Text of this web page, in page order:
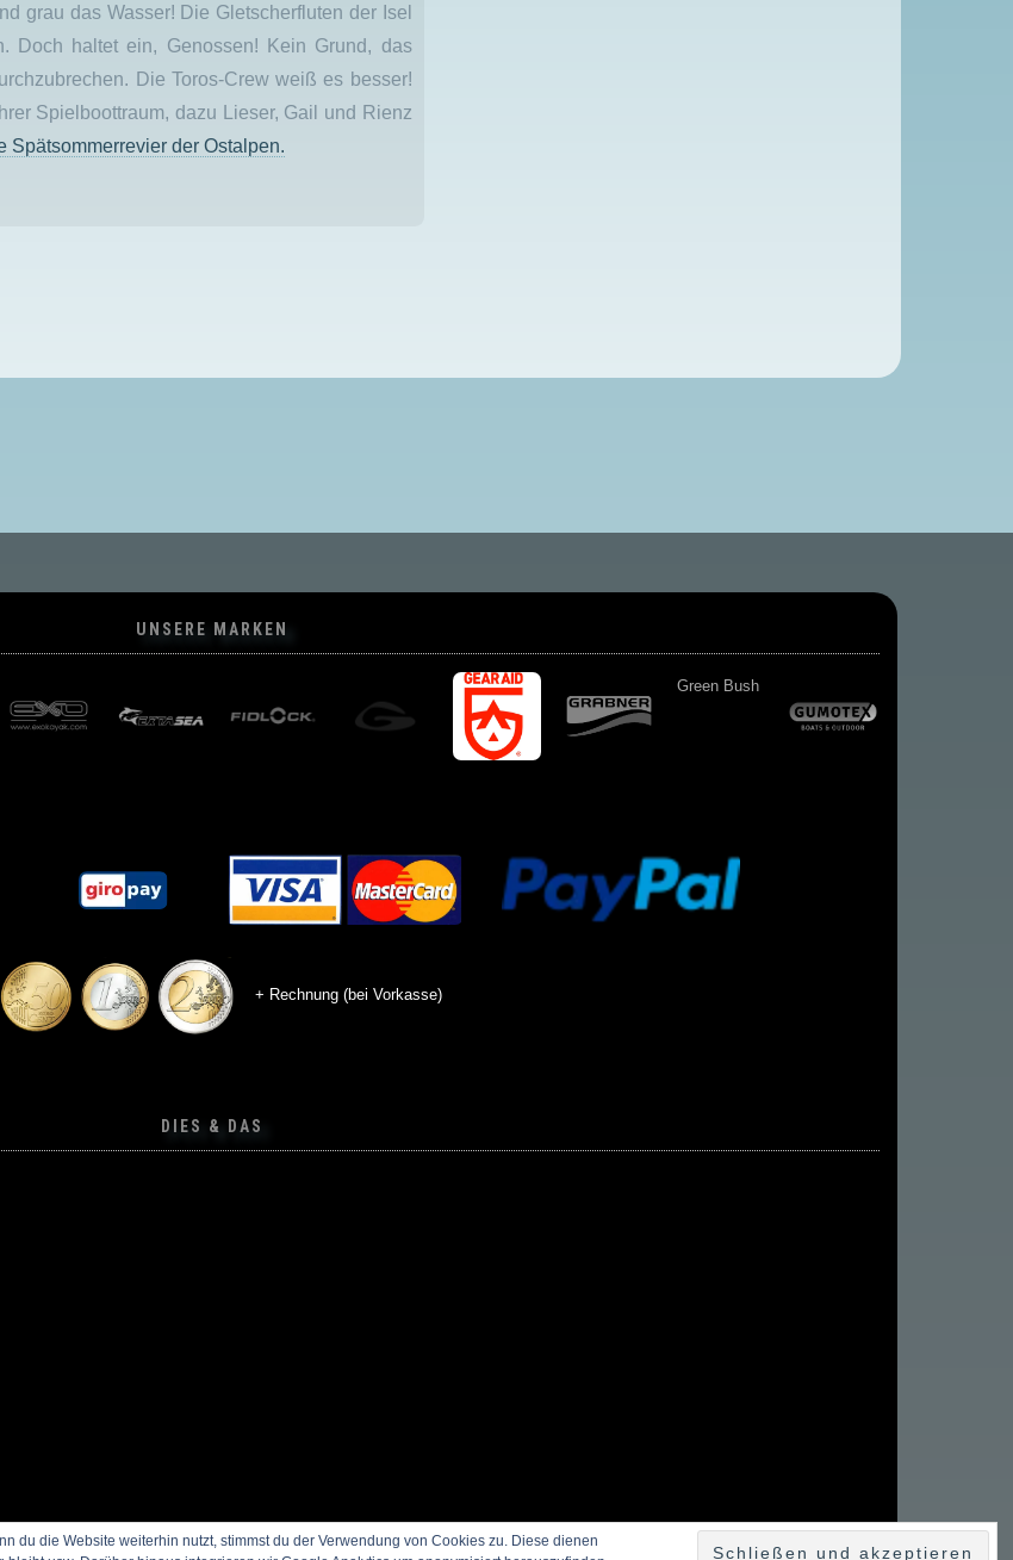
grau das Wasser! Die Gletscherfluten der Isel
Doch haltet ein, Genossen! Kein Grund, das
Die Toros-Crew weiß es besser!
Spielboottraum, dazu Lieser, Gail und Rienz
Spätsommerrevier der Ostalpen.
UNSERE MARKEN
Green Bush
+ Rechnung (bei Vorkasse)
DIES & DAS
du die Website weiterhin nutzt, stimmst du der Verwendung von Cookies zu. Diese dienen